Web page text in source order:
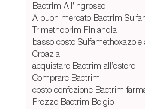
Bactrim All’ingrosso
A buon mercato Bactrim
Trimethoprim Finlandia
basso costo
Croazia
acquistare Bactrim all’estero
Comprare Bactrim
costo confezione Bactrim
Prezzo Bactrim Belgio